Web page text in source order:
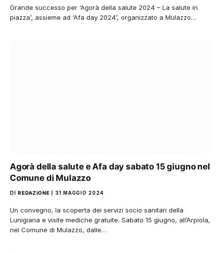
Grande successo per ‘Agorà della salute 2024 – La salute in
piazza’, assieme ad ‘Afa day 2024’, organizzato a Mulazzo…
Agorà della salute e Afa day sabato 15 giugno nel
Comune di Mulazzo
DI REDAZIONE 31 MAGGIO 2024
Un convegno, la scoperta dei servizi socio sanitari della
Lunigiana e visite mediche gratuite. Sabato 15 giugno, all’Arpiola,
nel Comune di Mulazzo, dalle…